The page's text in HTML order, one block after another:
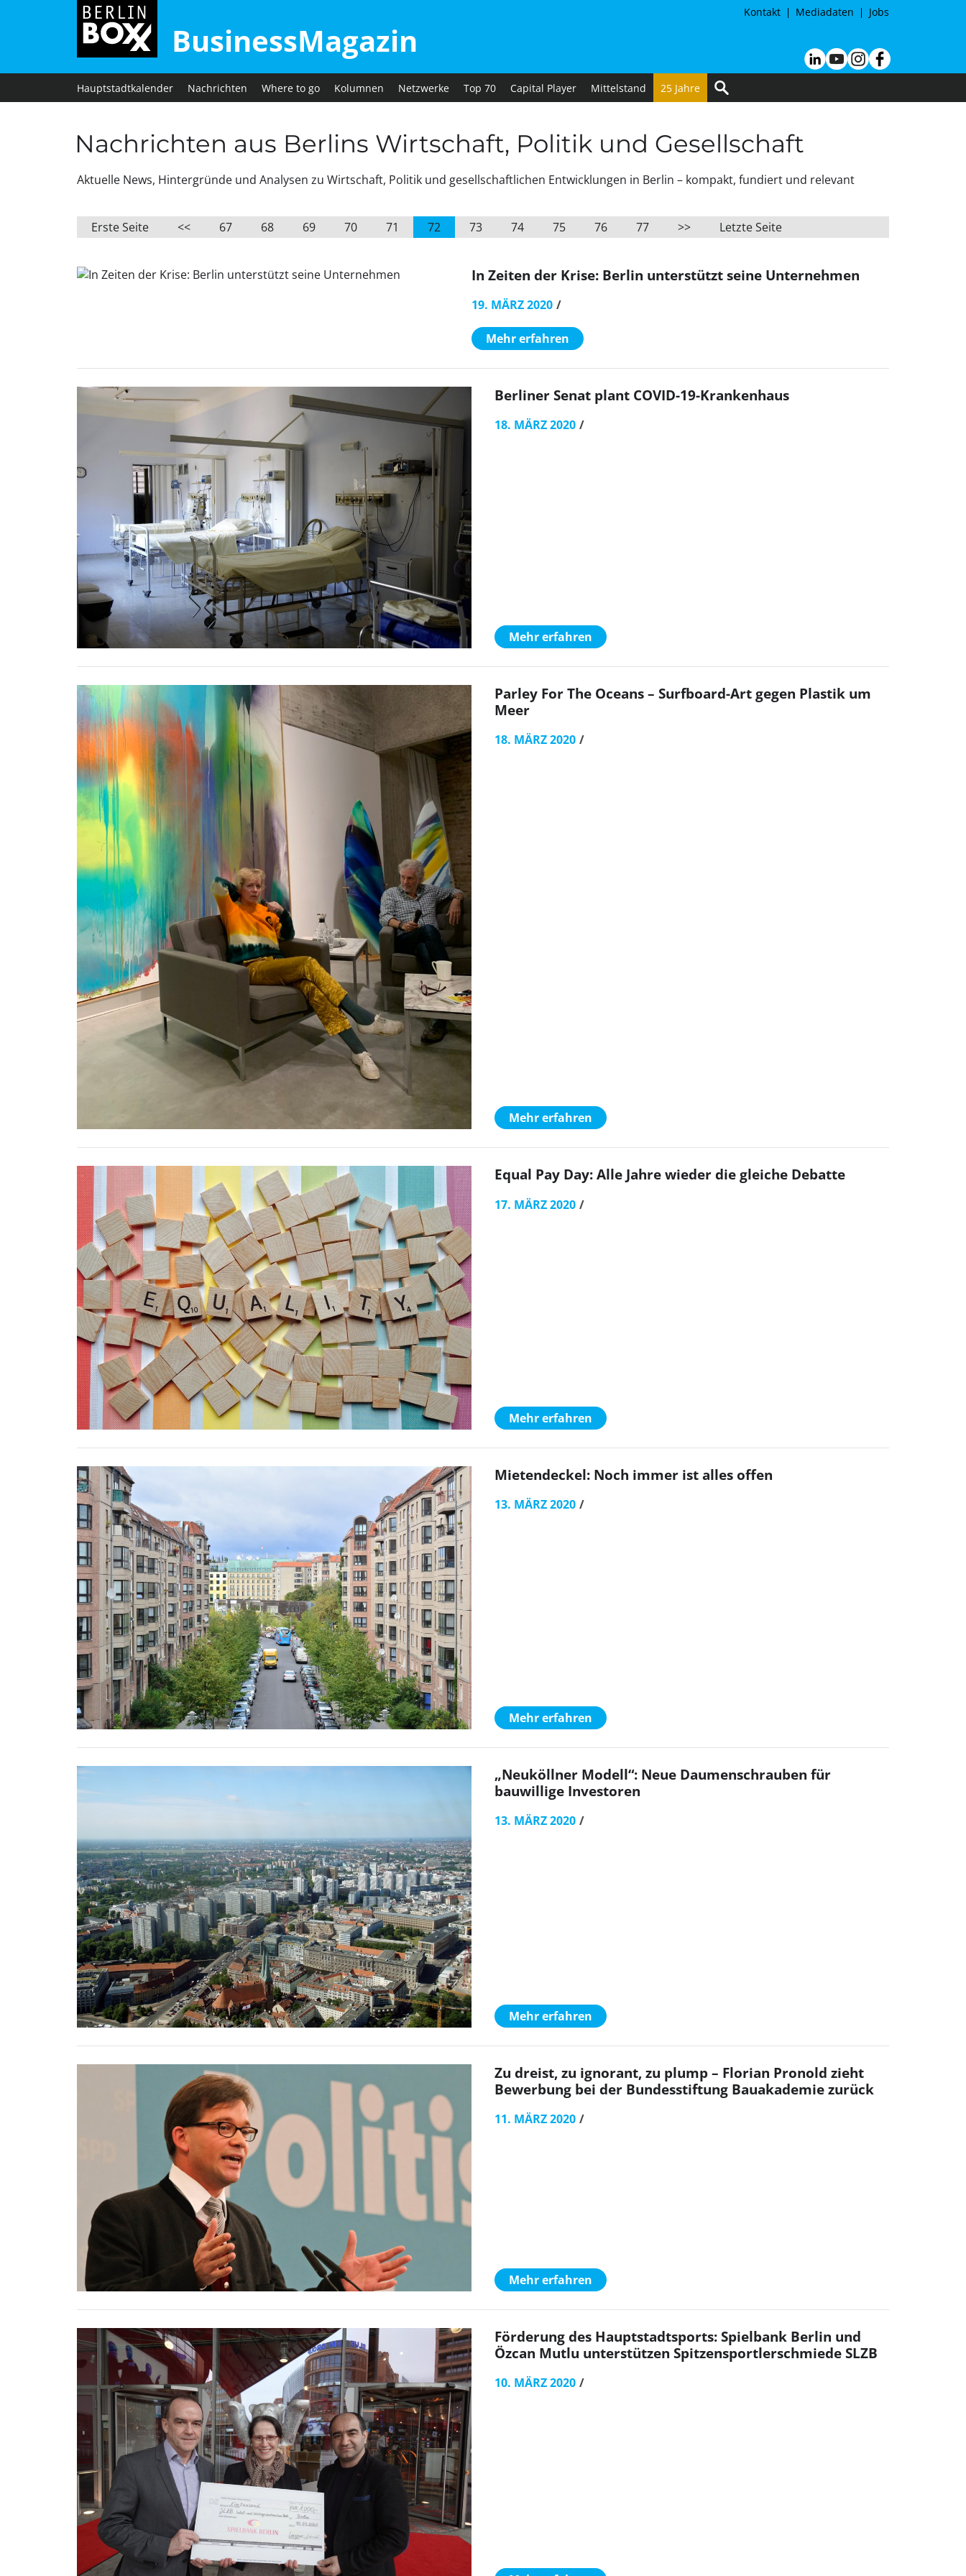
BusinessMagazin
Kontakt Mediadaten Jobs
Hauptstadtkalender Nachrichten Where to go Kolumnen Netzwerke Top 70 Capital Player Mittelstand 25 Jahre
Nachrichten aus Berlins Wirtschaft, Politik und Gesellschaft
Aktuelle News, Hintergründe und Analysen zu Wirtschaft, Politik und gesellschaftlichen Entwicklungen in Berlin – kompakt, fundiert und relevant
Erste Seite << 67 68 69 70 71 72 73 74 75 76 77 >> Letzte Seite
In Zeiten der Krise: Berlin unterstützt seine Unternehmen
19. MÄRZ 2020
Mehr erfahren
Berliner Senat plant COVID-19-Krankenhaus
18. MÄRZ 2020
Mehr erfahren
Parley For The Oceans – Surfboard-Art gegen Plastik um
Meer
18. MÄRZ 2020
Mehr erfahren
Equal Pay Day: Alle Jahre wieder die gleiche Debatte
17. MÄRZ 2020
Mehr erfahren
Mietendeckel: Noch immer ist alles offen
13. MÄRZ 2020
Mehr erfahren
„Neuköllner Modell“: Neue Daumenschrauben für
bauwillige Investoren
13. MÄRZ 2020
Mehr erfahren
Zu dreist, zu ignorant, zu plump – Florian Pronold zieht
Bewerbung bei der Bundesstiftung Bauakademie zurück
11. MÄRZ 2020
Mehr erfahren
Förderung des Hauptstadtsports: Spielbank Berlin und
Özcan Mutlu unterstützen Spitzensportlerschmiede SLZB
10. MÄRZ 2020